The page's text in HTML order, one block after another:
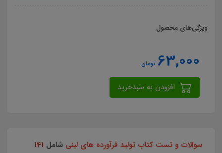
ویژگی‌های محصول
63,000 تومان
سوالات و تست کتاب تولید فرآورده های لبنی شامل 141